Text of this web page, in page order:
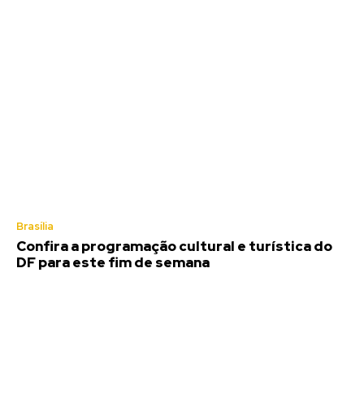
Brasília
Confira a programação cultural e turística do
DF para este fim de semana